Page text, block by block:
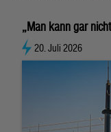
„Man kann gar
20. Juli 2026